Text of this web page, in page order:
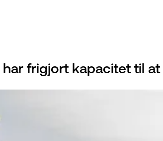
har frigjort kapacitet til